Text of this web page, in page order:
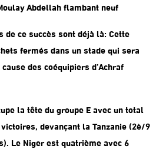
Abdellah flambant neuf.
ce succès sont déjà là: Cette
fermés dans un stade qui sera
des coéquipiers d’Achraf
la tête du groupe E avec un total
devançant la Tanzanie (2è/9
Le Niger est quatrième avec 6